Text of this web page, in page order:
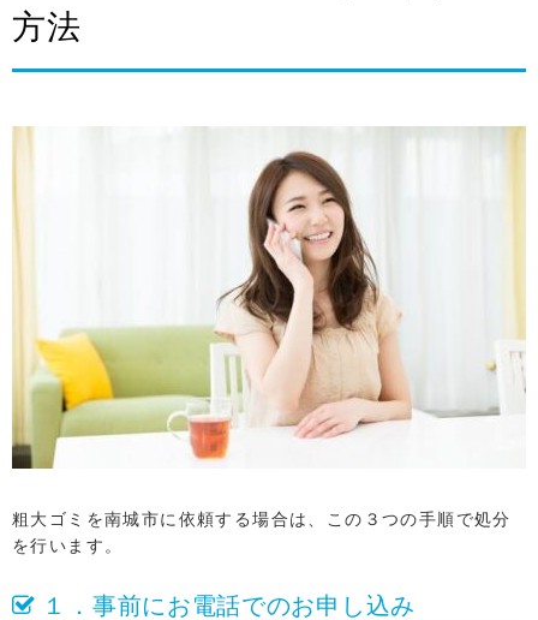
方法
粗大ゴミを南城市に依頼する場合は、この３つの手順で処分
を行います。
１．事前にお電話でのお申し込み